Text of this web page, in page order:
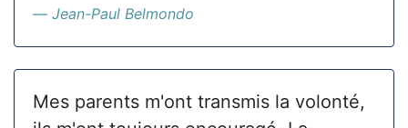
Jean-Paul Belmondo
Mes parents m'ont transmis la volonté,